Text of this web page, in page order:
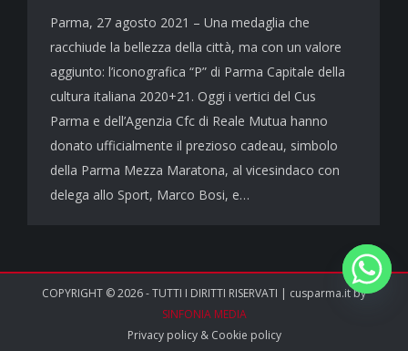
Parma, 27 agosto 2021 – Una medaglia che
racchiude la bellezza della città, ma con un valore
aggiunto: l’iconografica “P” di Parma Capitale della
cultura italiana 2020+21. Oggi i vertici del Cus
Parma e dell’Agenzia Cfc di Reale Mutua hanno
donato ufficialmente il prezioso cadeau, simbolo
della Parma Mezza Maratona, al vicesindaco con
delega allo Sport, Marco Bosi, e…
COPYRIGHT © 2026 - TUTTI I DIRITTI RISERVATI | cusparma.it by
SINFONIA MEDIA
Privacy policy& Cookie policy